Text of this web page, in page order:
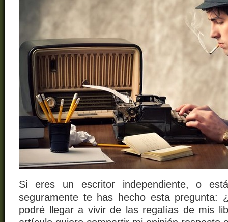
Si eres un escritor independiente, o
seguramente te has hecho esta pregunta:
podré llegar a vivir de las regalías de mis